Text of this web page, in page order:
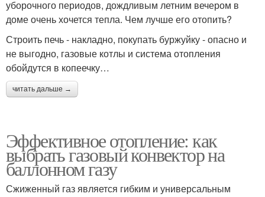
уборочного периодов, дождливым летним вечером в
доме очень хочется тепла. Чем лучше его отопить?
Строить печь - накладно, покупать буржуйку - опасно и
не выгодно, газовые котлы и система отопления
обойдутся в копеечку…
читать дальше →
Эффективное отопление: как
выбрать газовый конвектор на
баллонном газу
Сжиженный газ является гибким и универсальным